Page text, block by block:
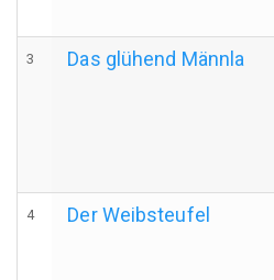
3 Das glühend Männla
4 Der Weibsteufel